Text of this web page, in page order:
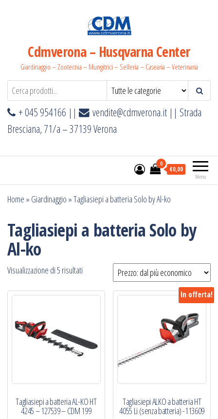
Cdmverona – Husqvarna Center
Giardinaggio – Zootecnia – Mungitrici – Selleria – Casearia – Veterinaria
+ 045 954166 || vendite@cdmverona.it || Strada
Bresciana, 71/a – 37139 Verona
Menu
0
€0,00
Home » Giardinaggio »Tagliasiepi a batteria Solo by Al-ko
Tagliasiepi a batteria Solo by
Al-ko
Visualizzazione di 5 risultati
più
‎Tagliasiepi a batteria AL-KO HT
4245‎ – 127539 – CDM 199
In offerta!
Tagliasiepi ALKO a batteria HT
4055 Li (senza batteria) -113609